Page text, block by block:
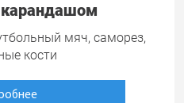
мяч, саморез,
кости